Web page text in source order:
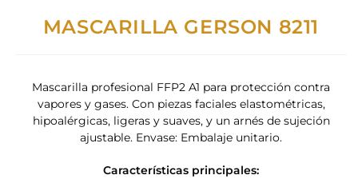
MASCARILLA GERSON 8211
Mascarilla profesional FFP2 A1 para protección contra
vapores y gases. Con piezas faciales elastométricas,
hipoalérgicas, ligeras y suaves, y un arnés de sujeción
ajustable. Envase: Embalaje unitario.
Características principales: